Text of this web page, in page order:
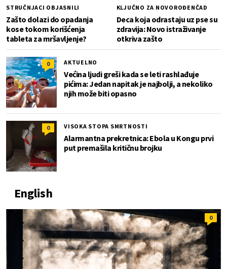
STRUČNJACI OBJASNILI
Zašto dolazi do opadanja
kose tokom korišćenja
tableta za mršavljenje?
KLJUČNO ZA NOVOROĐENČAD
Deca koja odrastaju uz pse su
zdravija: Novo istraživanje
otkriva zašto
0 AKTUELNO
Većina ljudi greši kada se leti rashlađuje
pićima: Jedan napitak je najbolji, a nekoliko
njih može biti opasno
0 VISOKA STOPA SMRTNOSTI
Alarmantna prekretnica: Ebola u Kongu prvi
put premašila kritičnu brojku
English
0